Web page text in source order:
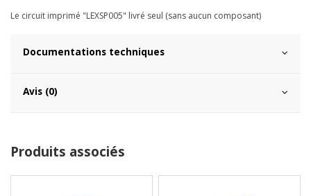
Le circuit imprimé "LEXSP005" livré seul (sans aucun composant)
Documentations techniques
Avis (0)
Produits associés